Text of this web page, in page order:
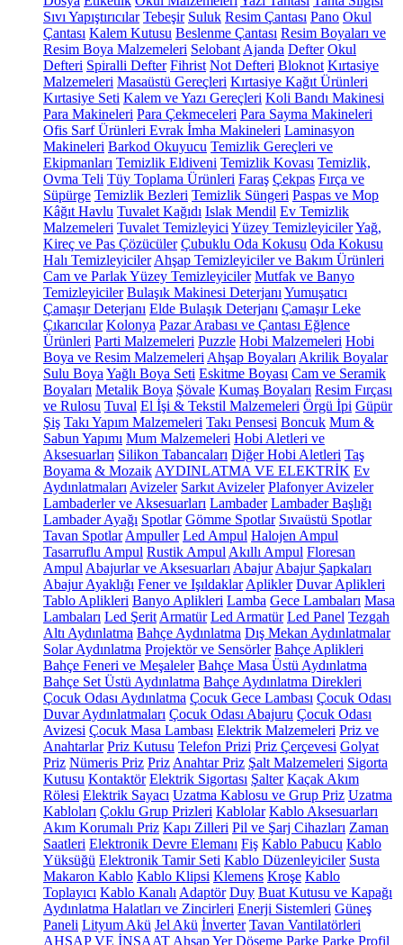
Sıvı Yapıştırıcılar Tebeşir Suluk Resim Çantası Pano Okul
Çantası Kalem Kutusu Beslenme Çantası Resim Boyaları ve
Resim Boya Malzemeleri Selobant Ajanda Defter Okul
Defteri Spiralli Defter Fihrist Not Defteri Bloknot Kırtasiye
Malzemeleri Masaüstü Gereçleri Kırtasiye Kağıt Ürünleri
Kırtasiye Seti Kalem ve Yazı Gereçleri Koli Bandı Makinesi
Para Makineleri Para Çekmeceleri Para Sayma Makineleri
Ofis Sarf Ürünleri Evrak İmha Makineleri Laminasyon
Makineleri Barkod Okuyucu Temizlik Gereçleri ve
Ekipmanları Temizlik Eldiveni Temizlik Kovası Temizlik,
Ovma Teli Tüy Toplama Ürünleri Faraş Çekpas Fırça ve
Süpürge Temizlik Bezleri Temizlik Süngeri Paspas ve Mop
Kâğıt Havlu Tuvalet Kağıdı Islak Mendil Ev Temizlik
Malzemeleri Tuvalet Temizleyici Yüzey TemizleyicilerYağ,
Kireç ve Pas Çözücüler Çubuklu Oda Kokusu Oda Kokusu
Halı Temizleyiciler Ahşap Temizleyiciler ve Bakım Ürünleri
Cam ve Parlak Yüzey Temizleyiciler Mutfak ve Banyo
Temizleyiciler Bulaşık Makinesi Deterjanı Yumuşatıcı
Çamaşır Deterjanı Elde Bulaşık Deterjanı Çamaşır Leke
Çıkarıcılar Kolonya Pazar Arabası ve Çantası Eğlence
Ürünleri Parti Malzemeleri Puzzle Hobi Malzemeleri Hobi
Boya ve Resim Malzemeleri Ahşap Boyaları Akrilik Boyalar
Sulu Boya Yağlı Boya Seti Eskitme Boyası Cam ve Seramik
Boyaları Metalik Boya Şövale Kumaş Boyaları Resim Fırçası
ve Rulosu Tuval El İşi & Tekstil Malzemeleri Örgü İpi Güpür
Şiş Takı Yapım Malzemeleri Takı Pensesi Boncuk Mum &
Sabun Yapımı Mum Malzemeleri Hobi Aletleri ve
Aksesuarları Silikon Tabancaları Diğer Hobi Aletleri Taş
Boyama & Mozaik AYDINLATMA VE ELEKTRİK Ev
Aydınlatmaları Avizeler Sarkıt Avizeler Plafonyer Avizeler
Lambaderler ve Aksesuarları Lambader Lambader Başlığı
Lambader Ayağı Spotlar Gömme Spotlar Sıvaüstü Spotlar
Tavan Spotlar Ampuller Led Ampul Halojen Ampul
Tasarruflu Ampul Rustik Ampul Akıllı Ampul Floresan
Ampul Abajurlar ve Aksesuarları Abajur Abajur Şapkaları
Abajur Ayaklığı Fener ve Işıldaklar Aplikler Duvar Aplikleri
Tablo Aplikleri Banyo Aplikleri Lamba Gece Lambaları Masa
Lambaları Led Şerit Armatür Led Armatür Led Panel Tezgah
Altı Aydınlatma Bahçe Aydınlatma Dış Mekan Aydınlatmalar
Solar Aydınlatma Projektör ve Sensörler Bahçe Aplikleri
Bahçe Feneri ve Meşaleler Bahçe Masa Üstü Aydınlatma
Bahçe Set Üstü Aydınlatma Bahçe Aydınlatma Direkleri
Çocuk Odası Aydınlatma Çocuk Gece Lambası Çocuk Odası
Duvar Aydınlatmaları Çocuk Odası Abajuru Çocuk Odası
Avizesi Çocuk Masa Lambası Elektrik Malzemeleri Priz ve
Anahtarlar Priz Kutusu Telefon Prizi Priz Çerçevesi Golyat
Priz Nümeris Priz Priz Anahtar Priz Şalt Malzemeleri Sigorta
Kutusu Kontaktör Elektrik Sigortası Şalter Kaçak Akım
Rölesi Elektrik Sayacı Uzatma Kablosu ve Grup Priz Uzatma
Kabloları Çoklu Grup Prizleri Kablolar Kablo Aksesuarları
Akım Korumalı Priz Kapı Zilleri Pil ve Şarj Cihazları Zaman
Saatleri Elektronik Devre Elemanı Fiş Kablo Pabucu Kablo
Yüksüğü Elektronik Tamir Seti Kablo Düzenleyiciler Susta
Makaron Kablo Kablo Klipsi Klemens Kroşe Kablo
Toplayıcı Kablo Kanalı Adaptör Duy Buat Kutusu ve Kapağı
Aydınlatma Halatları ve Zincirleri Enerji Sistemleri Güneş
Paneli Lityum Akü Jel Akü İnverter Tavan Vantilatörleri
AHŞAP VE İNŞAAT Ahşap Yer Döşeme Parke Parke Profil